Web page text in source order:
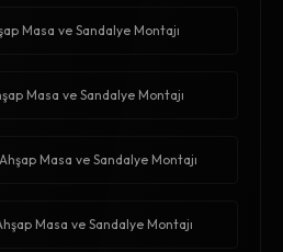
Masa ve Sandalye Montajı
Masa ve Sandalye Montajı
Masa ve Sandalye Montajı
Masa ve Sandalye Montajı